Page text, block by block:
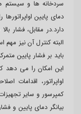
سردخانه ها و سیستم
دمای پایین
دارد.در مقابل، فشار
البته کنترل آن نیز
باید بر فشار پایین
این امکان را می دهد
اواپراتور، اقدامات
کمپرسور و سایر
بیانگر دمای پایین و